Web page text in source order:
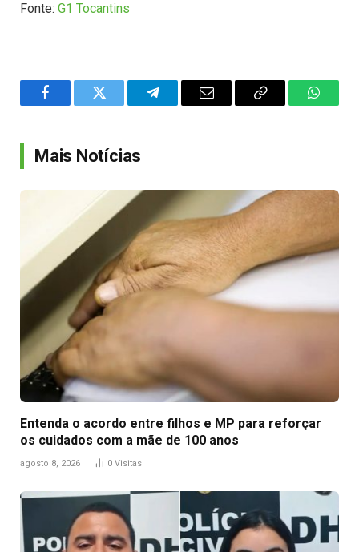
Fonte: G1 Tocantins
FacebookTwitter TelegramEmail
Copy
Mais Notícias
Entenda o acordo entre filhos e MP para reforçar
os cuidados com a mãe de 100 anos
agosto 8, 2026 0 Visitas